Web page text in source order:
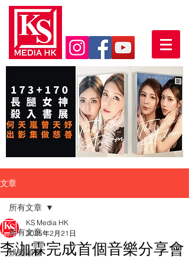
文章
所有文章
娛樂頭條
所有文章
李泇霖完成首個音樂分享會
KS Media HK
2025年2月21日